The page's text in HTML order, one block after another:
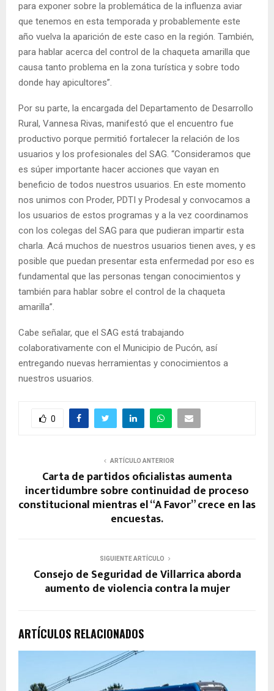
para exponer sobre la problemática de la influenza aviar
que tenemos en esta temporada y probablemente este
año vuelva la aparición de este caso en la región. También,
para hablar acerca del control de la chaqueta amarilla que
causa tanto problema en la zona turística y sobre todo
donde hay apicultores”.
Por su parte, la encargada del Departamento de Desarrollo
Rural, Vannesa Rivas, manifestó que el encuentro fue
productivo porque permitió fortalecer la relación de los
usuarios y los profesionales del SAG. “Consideramos que
es súper importante hacer acciones que vayan en
beneficio de todos nuestros usuarios. En este momento
nos unimos con Proder, PDTI y Prodesal y convocamos a
los usuarios de estos programas y a la vez coordinamos
con los colegas del SAG para que pudieran impartir esta
charla. Acá muchos de nuestros usuarios tienen aves, y es
posible que puedan presentar esta enfermedad por eso es
fundamental que las personas tengan conocimientos y
también para hablar sobre el control de la chaqueta
amarilla”.
Cabe señalar, que el SAG está trabajando
colaborativamente con el Municipio de Pucón, así
entregando nuevas herramientas y conocimientos a
nuestros usuarios.
0
ARTÍCULO ANTERIOR
Carta de partidos oficialistas aumenta
incertidumbre sobre continuidad de proceso
constitucional mientras el “A Favor” crece en las
encuestas.
SIGUIENTE ARTÍCULO
Consejo de Seguridad de Villarrica aborda
aumento de violencia contra la mujer
ARTÍCULOS RELACIONADOS